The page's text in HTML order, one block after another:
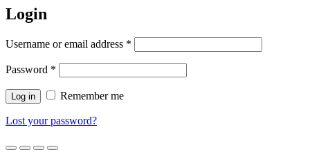
Login
Username or email address *
Password *
Log in Remember me
Lost your password?